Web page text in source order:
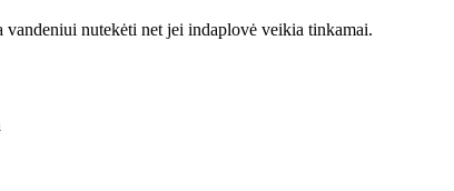
vandeniui nutekėti net jei indaplovė veikia tinkamai.